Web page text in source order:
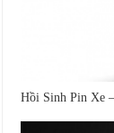
Hồi Sinh Pin Xe